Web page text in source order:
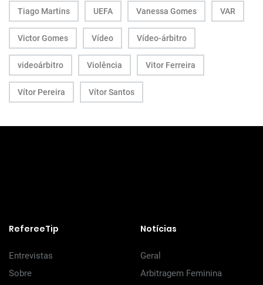
Tiago Martins UEFA Vanessa Gomes VAR
Victor Gomes Vídeo Vídeo-árbitro
videoárbitro Violência Vitor Ferreira
Vítor Pereira Vítor Santos
RefereeTip
Entrevistas
Sobre
Notícias
Geral
Arbitragem Feminina